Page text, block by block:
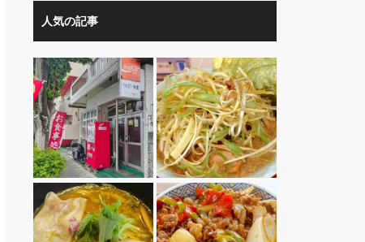
人気の記事